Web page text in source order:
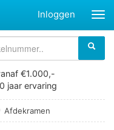
Inloggen
€1.000,-
jaar ervaring
Afdekramen